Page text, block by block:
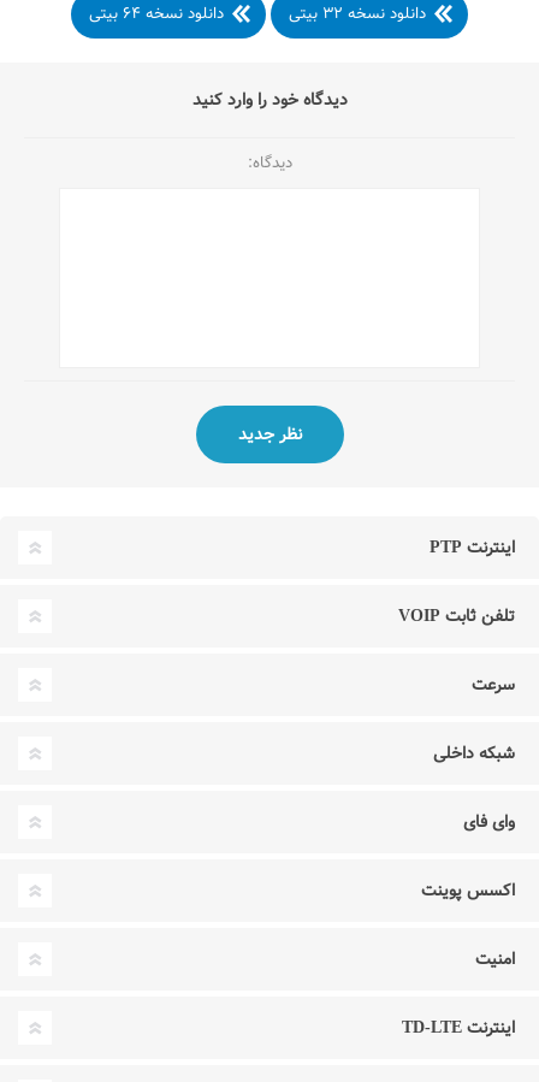
دانلود نسخه ۳۲ بیتی دانلود نسخه ۶۴ بیتی
دیدگاه خود را وارد کنید
دیدگاه:
اینترنت PTP
تلفن ثابت VOIP
سرعت
شبکه داخلی
وای فای
اکسس پوینت
امنیت
اینترنت TD-LTE